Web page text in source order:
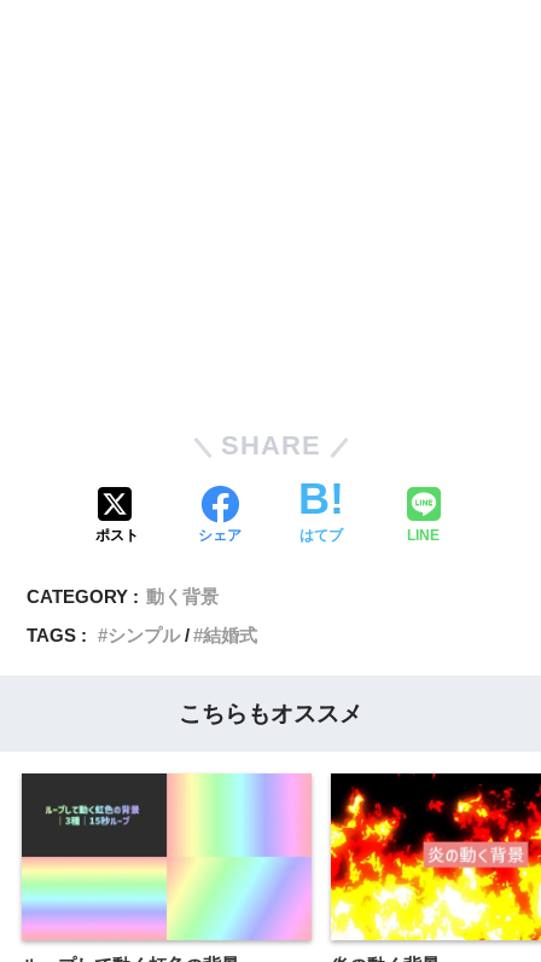
SHARE
ポスト シェア はてブ LINE
CATEGORY : 動く背景
TAGS :
シンプル 結婚式
こちらもオススメ